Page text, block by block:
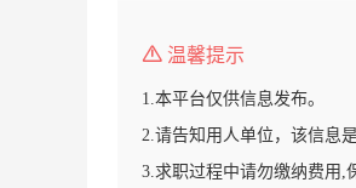
温馨提示
1.本平台仅供信息发布。
2.请告知用人单位，该信息
3.求职过程中请勿缴纳费用,